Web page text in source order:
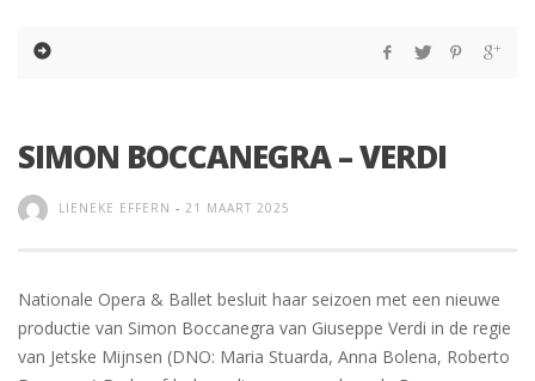
SIMON BOCCANEGRA – VERDI
LIENEKE EFFERN - 21 MAART 2025
Nationale Opera & Ballet besluit haar seizoen met een nieuwe
productie van Simon Boccanegra van Giuseppe Verdi in de regie
van Jetske Mijnsen (DNO: Maria Stuarda, Anna Bolena, Roberto